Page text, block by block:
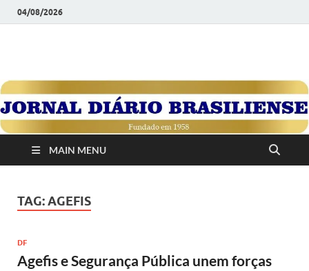
04/08/2026
JORNAL DIÁRIO
BRASILIENSE
1958
MAIN MENU
TAG:AGEFIS
DF
Agefis e Segurança Pública unem forças